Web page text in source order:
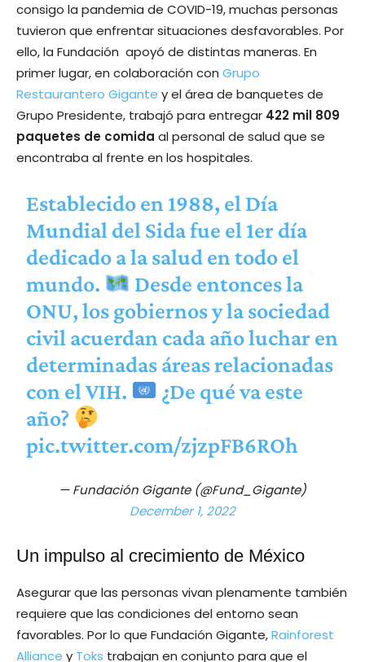
consigo la pandemia de COVID-19, muchas personas
tuvieron que enfrentar situaciones desfavorables. Por
ello, la Fundación apoyó de distintas maneras. En
primer lugar, en colaboración con Grupo
Restaurantero Gigante y el área de banquetes de
Grupo Presidente, trabajó para entregar 422 mil 809
paquetes de comida al personal de salud que se
encontraba al frente en los hospitales.
Establecido en 1988, el Día
Mundial del Sida fue el 1er día
dedicado a la salud en todo el
mundo.
Desde entonces la
ONU, los gobiernos y la sociedad
civil acuerdan cada año luchar en
determinadas áreas relacionadas
con el VIH.
¿De qué va este
año?
pic.twitter.com/zjzpFB6ROh
— Fundación Gigante (@Fund_Gigante)
December 1, 2022
Un impulso al crecimiento de México
Asegurar que las personas vivan plenamente también
requiere que las condiciones del entorno sean
favorables. Por lo que Fundación Gigante,Rainforest
Alliance y Toks trabajan en conjunto para que el